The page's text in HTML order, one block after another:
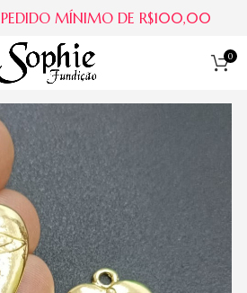
0
PEDIDO MÍNIMO DE R$100,00